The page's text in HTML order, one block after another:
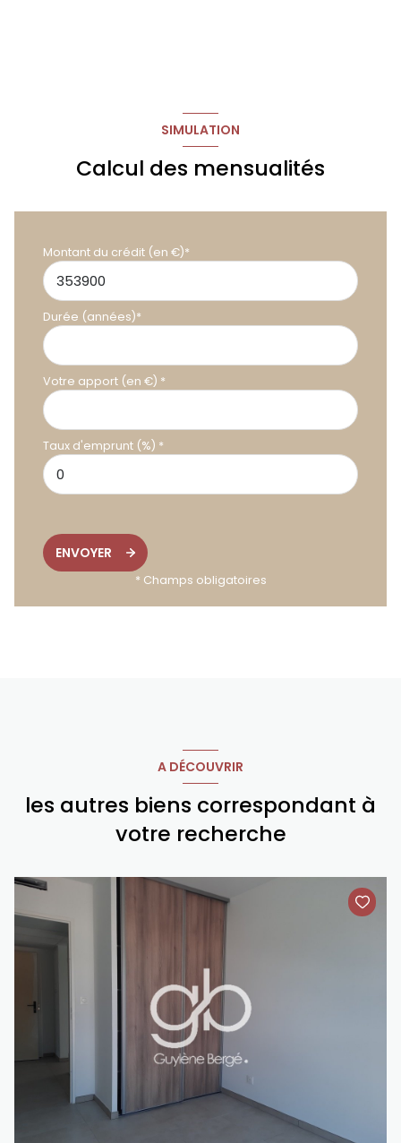
SIMULATION
Calcul des mensualités
Montant du crédit (en €)*
Durée (années)*
Votre apport (en €) *
Taux d'emprunt (%) *
ENVOYER
* Champs obligatoires
A DÉCOUVRIR
les autres biens correspondant à
votre recherche